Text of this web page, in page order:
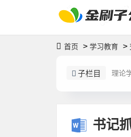
首页 > 学习教育 >
子栏目 理论
书记